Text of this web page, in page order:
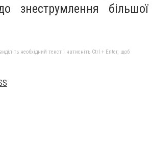
знеструмлення більшої
необхідний текст і натисніть Ctrl + Enter, щоб